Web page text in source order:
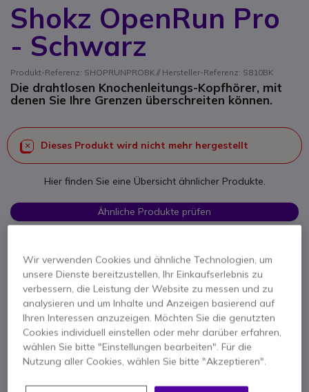
Shokz OpenRun Pro
- Schwarz
Produkt-Referenz: SHOPRUNPROBK // Hersteller-Referenz: S810BK
Die drahtlosen Knochenleitungs-Kopfhörer, mit
denen Sie Ihre Grenzen überschreiten können.
Dieses Produkt wird nicht mehr hergestellt
Hier finden Sie eine Übersicht ähnlicher Produkte.
Ähnliche Produkte prüfen
Kontaktieren Sie uns -Kostenlos anrufen
+49 30 30807701
F.A.Q Live Chat
Zum Anfang der Bildgalerie springen
Produktbeschreibung
Wir verwenden Cookies und ähnliche Technologien, um
unsere Dienste bereitzustellen, Ihr Einkaufserlebnis zu
verbessern, die Leistung der Website zu messen und zu
analysieren und um Inhalte und Anzeigen basierend auf
Ihren Interessen anzuzeigen. Möchten Sie die genutzten
Cookies individuell einstellen oder mehr darüber erfahren,
wählen Sie bitte "Einstellungen bearbeiten". Für die
Nutzung aller Cookies, wählen Sie bitte "Akzeptieren".